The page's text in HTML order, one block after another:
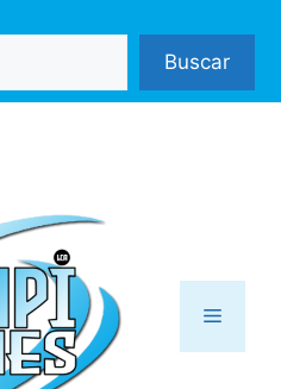
Buscar
Menú